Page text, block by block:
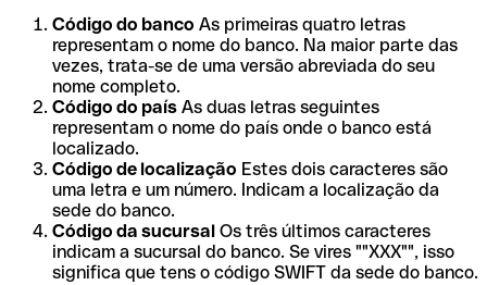
Código do banco As primeiras quatro letras
representam o nome do banco. Na maior parte das
vezes, trata-se de uma versão abreviada do seu
nome completo.
Código do país As duas letras seguintes
representam o nome do país onde o banco está
localizado.
Código de localização Estes dois caracteres são
uma letra e um número. Indicam a localização da
sede do banco.
Código da sucursal Os três últimos caracteres
indicam a sucursal do banco. Se vires ""XXX"", isso
significa que tens o código SWIFT da sede do banco.